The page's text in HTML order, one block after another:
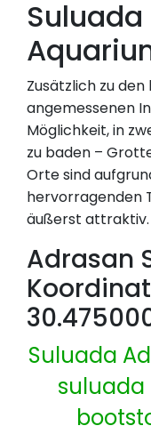
Suluada
Zusätzlich zu
angemessenen
Möglichkeit, in
zu baden –
Orte sind
hervorragenden
äußerst attraktiv.
Adrasan
Suluada